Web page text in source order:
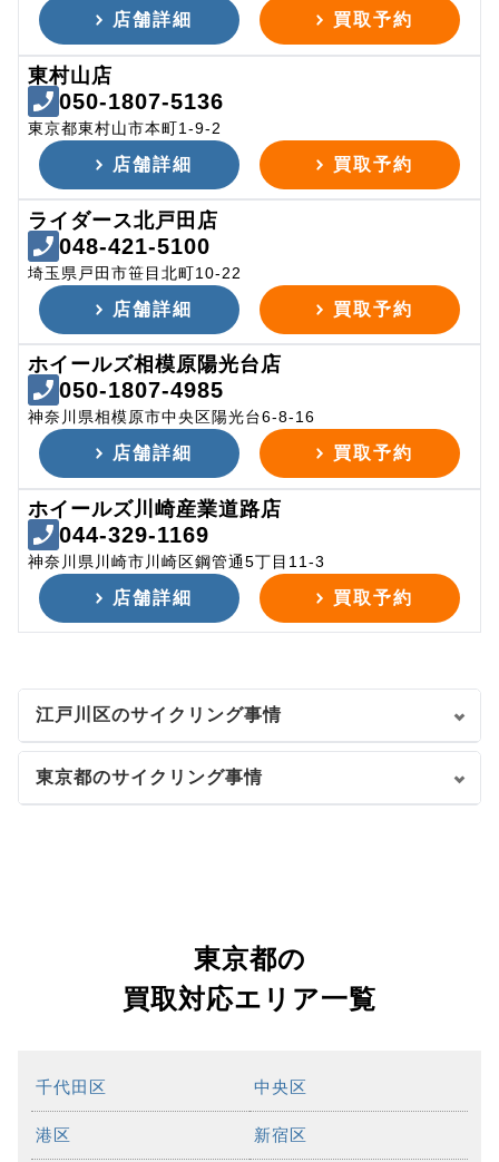
店舗詳細 買取予約
東村山店
050-1807-5136
東京都東村山市本町1-9-2
店舗詳細 買取予約
ライダース北戸田店
048-421-5100
埼玉県戸田市笹目北町10-22
店舗詳細 買取予約
ホイールズ相模原陽光台店
050-1807-4985
神奈川県相模原市中央区陽光台6-8-16
店舗詳細 買取予約
ホイールズ川崎産業道路店
044-329-1169
神奈川県川崎市川崎区鋼管通5丁目11-3
店舗詳細 買取予約
江戸川区のサイクリング事情
東京都のサイクリング事情
東京都の
買取対応エリア一覧
千代田区 中央区
港区 新宿区